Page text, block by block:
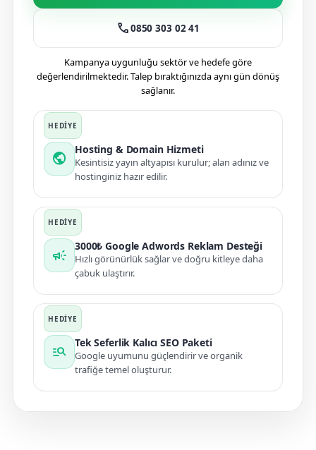
call0850 303 02 41
Kampanya uygunluğu sektör ve hedefe göre
değerlendirilmektedir. Talep bıraktığınızda aynı gün dönüş
sağlanır.
public
Hosting & Domain Hizmeti
Kesintisiz yayın altyapısı kurulur; alan adınız ve
hostinginiz hazır edilir.
campaign
3000₺ Google Adwords Reklam Desteği
Hızlı görünürlük sağlar ve doğru kitleye daha
çabuk ulaştırır.
manage_search
Tek Seferlik Kalıcı SEO Paketi
Google uyumunu güçlendirir ve organik
trafiğe temel oluşturur.